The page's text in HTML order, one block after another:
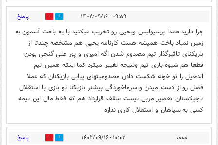
۰۹:۵۹ - ۱۴۰۲/۰۹/۱۶ 4 پاسخ
چرا دارید عمدا پرسپولیس ویحیی رو تخریب میکنید با یه باخت آسمون به
زمین نمیاد باخت همیشه هست کارنامه یحیی هم مشخصه چندتا از
بازیکنای تاثیرگذار تیم مصدوم شدن اگه امیری و پور علی گنجی بودن
قطعا هم شیوه بازی تیم ونتیجه تغییر میکرد کما اینکه همین تیم
الدحیل را تو خونه شکست دادن مصدومیتهای پیاپی بازیکنان که عملا
فصل رو از دست میدن و سرماخوردگی بیشتر بازیکنا تو بازی با استقلال
تاجیکستان تقصیر مربی نیست سقف قرارداد هم که فقط مال این تیمه
کسی به سپاهان و استقلال کاری نداره
محمد ۱۰:۰۲ - ۱۴۰۲/۰۹/۱۶ 18 پاسخ